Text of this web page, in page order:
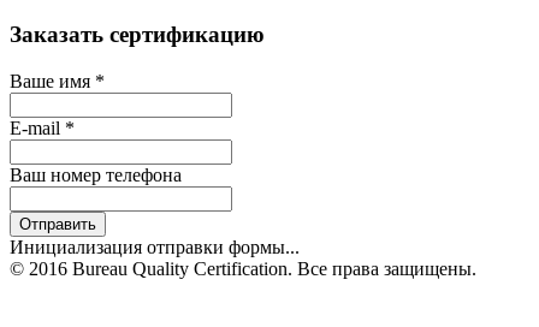
Заказать сертификацию
Ваше имя *
E-mail *
Ваш номер телефона
Отправить
Инициализация отправки формы...
© 2016 Bureau Quality Certification. Все права защищены.